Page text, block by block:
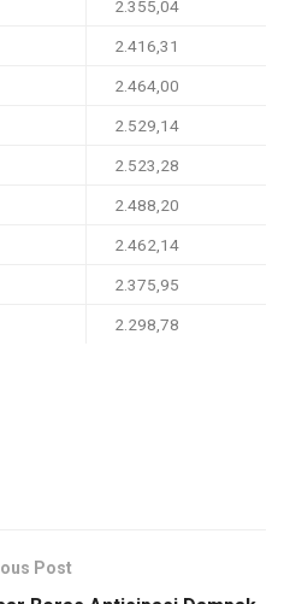
2.355,04
2.416,31
2.464,00
2.529,14
2.523,28
2.488,20
2.462,14
2.375,95
2.298,78
Post